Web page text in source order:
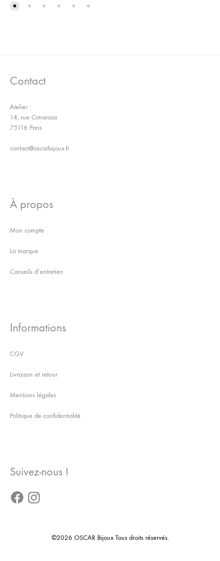
Contact
Atelier :
14, rue Cimarosa
75116 Paris
contact@oscarbijoux.fr
À propos
Mon compte
La marque
Conseils d’entretien
Informations
CGV
Livraison et retour
Mentions légales
Politique de confidentialité
Suivez-nous !
©2026 OSCAR Bijoux Tous droits réservés.